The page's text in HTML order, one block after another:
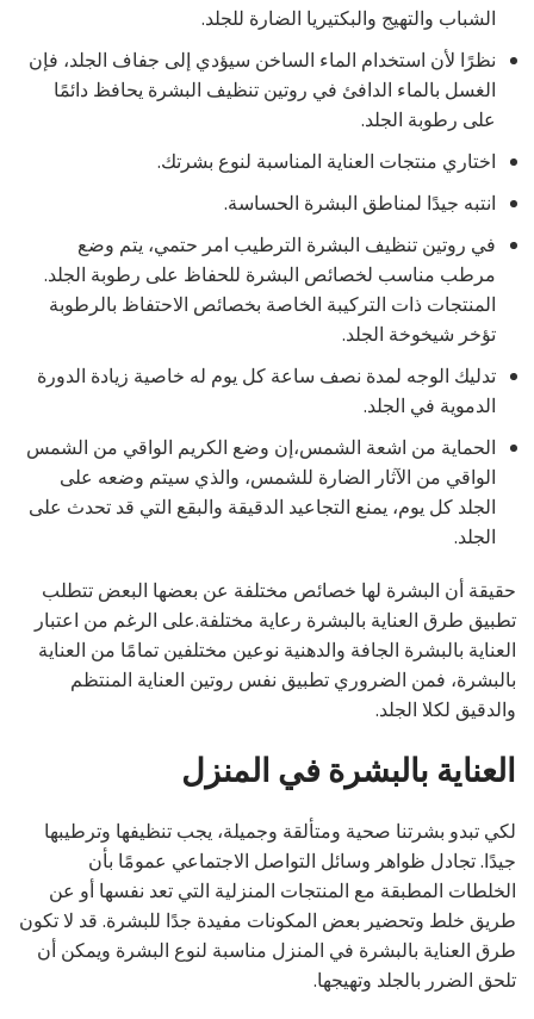
الشباب والتهيج والبكتيريا الضارة للجلد.
نظرًا لأن استخدام الماء الساخن سيؤدي إلى جفاف الجلد، فإن
الغسل بالماء الدافئ في روتين تنظيف البشرة يحافظ دائمًا
على رطوبة الجلد.
اختاري منتجات العناية المناسبة لنوع بشرتك.
انتبه جيدًا لمناطق البشرة الحساسة.
في روتين تنظيف البشرة الترطيب امر حتمي، يتم وضع
مرطب مناسب لخصائص البشرة للحفاظ على رطوبة الجلد.
المنتجات ذات التركيبة الخاصة بخصائص الاحتفاظ بالرطوبة
تؤخر شيخوخة الجلد.
تدليك الوجه لمدة نصف ساعة كل يوم له خاصية زيادة الدورة
الدموية في الجلد.
الحماية من اشعة الشمس،إن وضع الكريم الواقي من الشمس
الواقي من الآثار الضارة للشمس، والذي سيتم وضعه على
الجلد كل يوم، يمنع التجاعيد الدقيقة والبقع التي قد تحدث على
الجلد.
حقيقة أن البشرة لها خصائص مختلفة عن بعضها البعض تتطلب
تطبيق طرق العناية بالبشرة رعاية مختلفة.على الرغم من اعتبار
العناية بالبشرة الجافة والدهنية نوعين مختلفين تمامًا من العناية
بالبشرة، فمن الضروري تطبيق نفس روتين العناية المنتظم
والدقيق لكلا الجلد.
العناية بالبشرة في المنزل
لكي تبدو بشرتنا صحية ومتألقة وجميلة، يجب تنظيفها وترطيبها
جيدًا. تجادل ظواهر وسائل التواصل الاجتماعي عمومًا بأن
الخلطات المطبقة مع المنتجات المنزلية التي تعد نفسها أو عن
طريق خلط وتحضير بعض المكونات مفيدة جدًا للبشرة. قد لا تكون
طرق العناية بالبشرة في المنزل مناسبة لنوع البشرة ويمكن أن
تلحق الضرر بالجلد وتهيجها.